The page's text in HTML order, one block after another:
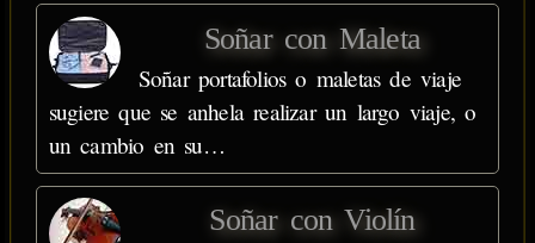
Soñar con Maleta
Soñar portafolios o maletas de viaje
sugiere que se anhela realizar un largo viaje, o
un cambio en su…
Soñar con Violín